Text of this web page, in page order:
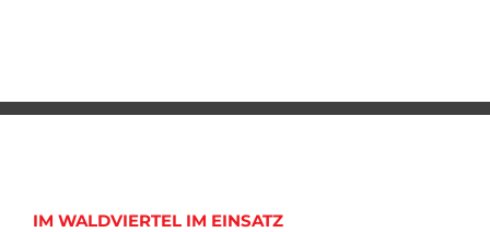
IM WALDVIERTEL IM EINSATZ